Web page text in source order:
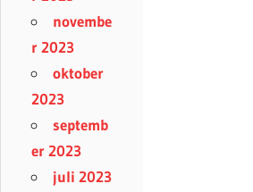
novembe
r 2023
oktober
2023
septemb
er 2023
juli 2023